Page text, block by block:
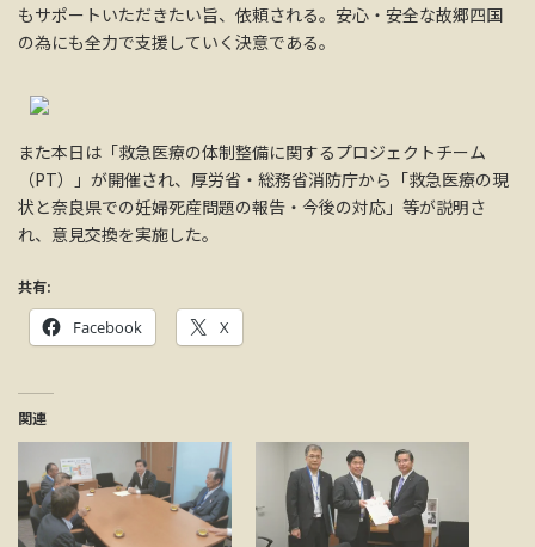
もサポートいただきたい旨、依頼される。安心・安全な故郷四国
の為にも全力で支援していく決意である。
また本日は「救急医療の体制整備に関するプロジェクトチーム
（PT）」が開催され、厚労省・総務省消防庁から「救急医療の現
状と奈良県での妊婦死産問題の報告・今後の対応」等が説明さ
れ、意見交換を実施した。
共有:
Facebook X
関連